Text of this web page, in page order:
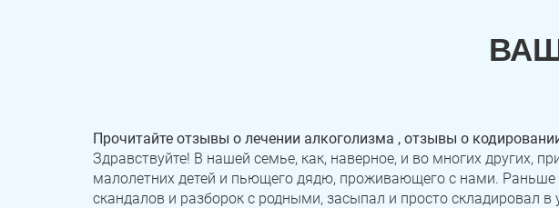
Прочитайте отзывы о лечении алкоголизма , отзывы о
Здравствуйте! В нашей семье, как, наверное, и во многих других,
малолетних детей и пьющего дядю, проживающего с нами. Раньше
скандалов и разборок с родными, засыпал и просто складировал